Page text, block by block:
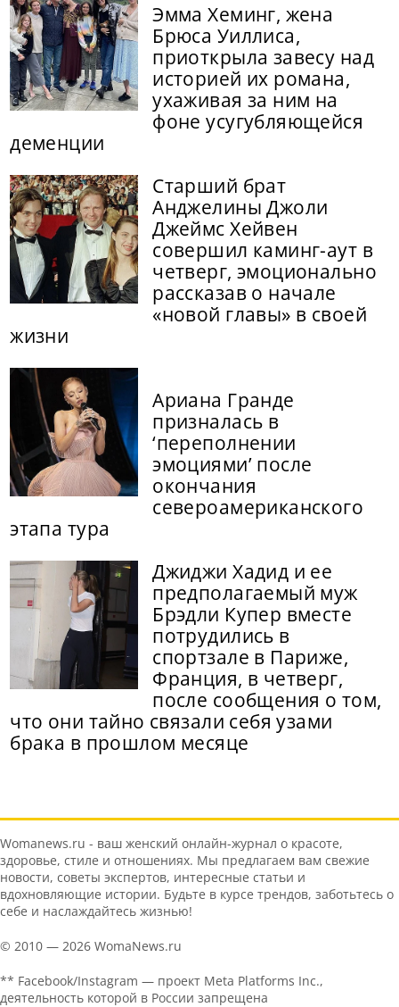
Эмма Хеминг, жена
Брюса Уиллиса,
приоткрыла завесу над
историей их романа,
ухаживая за ним на
фоне усугубляющейся
деменции
Старший брат
Анджелины Джоли
Джеймс Хейвен
совершил каминг-аут в
четверг, эмоционально
рассказав о начале
«новой главы» в своей
жизни
Ариана Гранде
призналась в
‘переполнении
эмоциями’ после
окончания
североамериканского
этапа тура
Джиджи Хадид и ее
предполагаемый муж
Брэдли Купер вместе
потрудились в
спортзале в Париже,
Франция, в четверг,
после сообщения о том,
что они тайно связали себя узами
брака в прошлом месяце
Womanews.ru - ваш женский онлайн-журнал о красоте,
здоровье, стиле и отношениях. Мы предлагаем вам свежие
новости, советы экспертов, интересные статьи и
вдохновляющие истории. Будьте в курсе трендов, заботьтесь о
себе и наслаждайтесь жизнью!
© 2010 — 2026 WomaNews.ru
** Facebook/Instagram — проект Meta Platforms Inc.,
деятельность которой в России запрещена